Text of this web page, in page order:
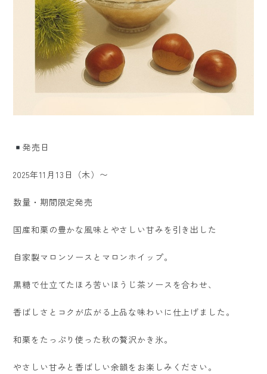
発売日
2025年11月13日（木）〜
数量・期間限定発売
国産和栗の豊かな風味とやさしい甘みを引き出した
自家製マロンソースとマロンホイップ。
黒糖で仕立てたほろ苦いほうじ茶ソースを合わせ、
香ばしさとコクが広がる上品な味わいに仕上げました。
和栗をたっぷり使った秋の贅沢かき氷。
やさしい甘みと香ばしい余韻をお楽しみください。